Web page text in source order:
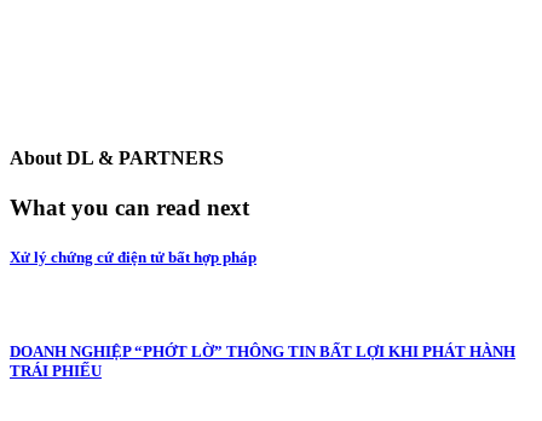
About DL & PARTNERS
What you can read next
Xử lý chứng cứ điện tử bất hợp pháp
DOANH NGHIỆP “PHỚT LỜ” THÔNG TIN BẤT LỢI KHI PHÁT HÀNH
TRÁI PHIẾU